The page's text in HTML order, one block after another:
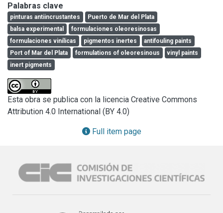
son comentadas detenidamente.
arsenic trioxyde, were tested in a experimental raft during
12 and 18 months.
The importance of binders characteristics (composition and
solubility) and the influence of the addition of inert
pigments ($latexFe_{2}O_{3}$) on the antifouling
properties were commented.
Palabras clave
pinturas antiincrustantes
Puerto de Mar del Plata
balsa experimental
formulaciones oleoresinosas
formulaciones vinílicas
pigmentos inertes
antifouling paints
Port of Mar del Plata
formulations of oleoresinous
vinyl paints
inert pigments
Esta obra se publica con la licencia Creative Commons
Attribution 4.0 International (BY 4.0)
Full item page